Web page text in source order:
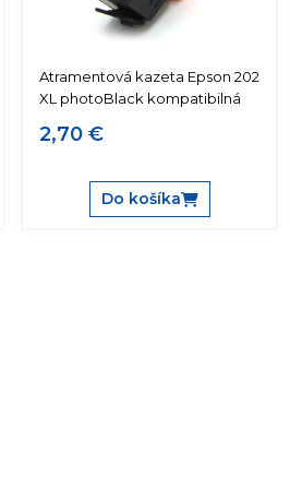
Atramentová kazeta Epson 202
XL photoBlack kompatibilná
2,70 €
Do košíka